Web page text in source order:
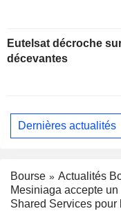
Eutelsat décroche
décevantes
Dernières actualités
Bourse
Actualités
Mesiniaga accepte
Shared Services